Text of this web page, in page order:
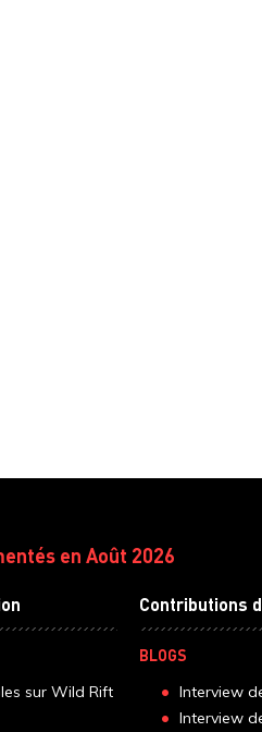
en Août 2026
sur Wild Rift
Contributions
BLOGS
Interview
Interview